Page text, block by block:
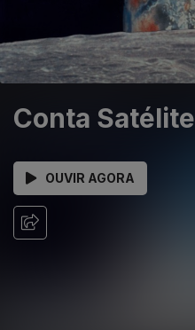
Conta Satélite
OUVIR AGORA